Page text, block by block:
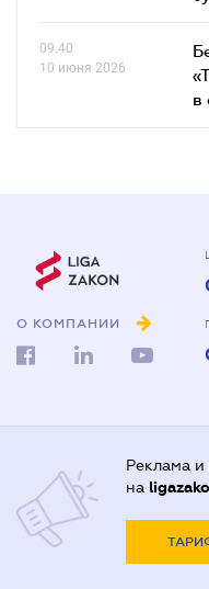
09.40
10 июня 2026
в
О КОМПАНИИ
Реклама и
на